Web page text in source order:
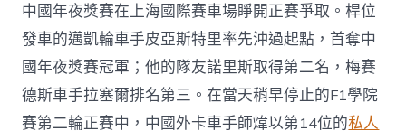
中國年夜獎賽在上海國際賽車場睜開正賽爭取。桿位
發車的邁凱輪車手皮亞斯特里率先沖過起點，首奪中
國年夜獎賽冠軍；他的隊友諾里斯取得第二名，梅賽
德斯車手拉塞爾排名第三。在當天稍早停止的F1學院
賽第二輪正賽中，中國外卡車手師煒以第14位的私人